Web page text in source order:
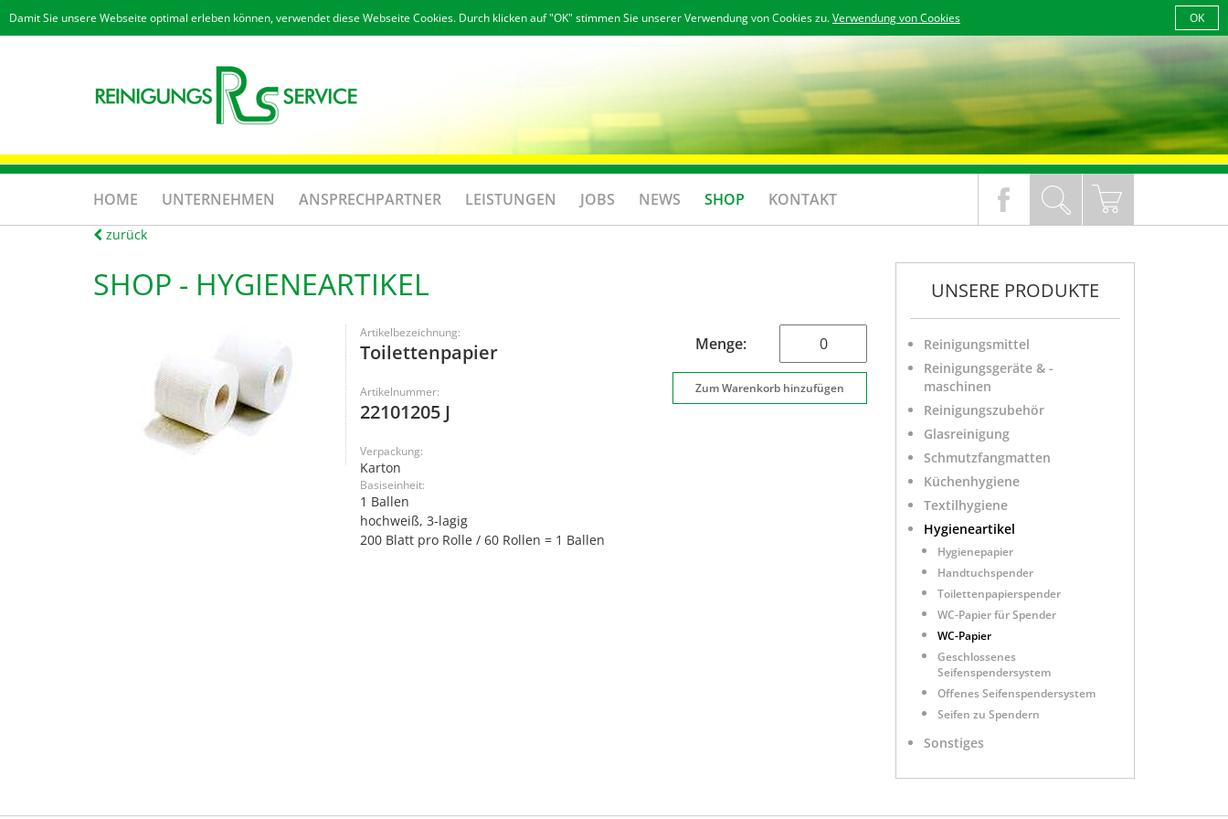
Damit Sie unsere Webseite optimal erleben können, verwendet diese Webseite Cookies. Durch klicken auf "OK" stimmen Sie unserer Verwendung von Cookies zu.Verwendung von Cookies OK
HOME UNTERNEHMEN ANSPRECHPARTNER LEISTUNGEN JOBS NEWS SHOP KONTAKT
zurück
SHOP - HYGIENEARTIKEL
Artikelbezeichnung:
Toilettenpapier
Artikelnummer:
22101205 J
Verpackung:
Karton
Basiseinheit:
1 Ballen
Menge:
hochweiß, 3-lagig
200 Blatt pro Rolle / 60 Rollen = 1 Ballen
UNSERE PRODUKTE
Reinigungsmittel
Reinigungsgeräte & -
maschinen
Reinigungszubehör
Glasreinigung
Schmutzfangmatten
Küchenhygiene
Textilhygiene
Hygieneartikel
Hygienepapier
Handtuchspender
Toilettenpapierspender
WC-Papier für Spender
WC-Papier
Geschlossenes
Seifenspendersystem
Offenes Seifenspendersystem
Seifen zu Spendern
Sonstiges